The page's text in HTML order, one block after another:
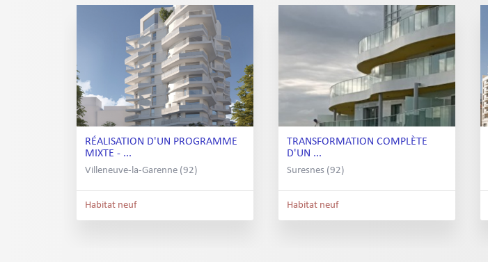
RÉALISATION D'UN PROGRAMME
MIXTE - ...
Villeneuve-la-Garenne (92)
Habitat neuf
TRANSFORMATION COMPLÈTE
D'UN ...
Suresnes (92)
Habitat neuf